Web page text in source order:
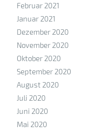
Februar 2021
Januar 2021
Dezember 2020
November 2020
Oktober 2020
September 2020
August 2020
Juli 2020
Juni 2020
Mai 2020